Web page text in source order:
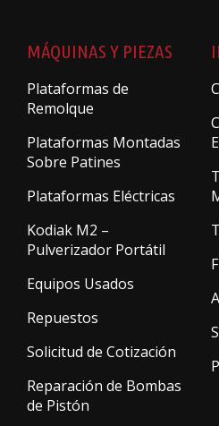
MÁQUINAS Y PIEZAS
Plataformas de
Remolque
Plataformas Montadas
Sobre Patines
Plataformas Eléctricas
Kodiak M2 –
Pulverizador Portátil
Equipos Usados
Repuestos
Solicitud de Cotización
Reparación de Bombas
de Pistón